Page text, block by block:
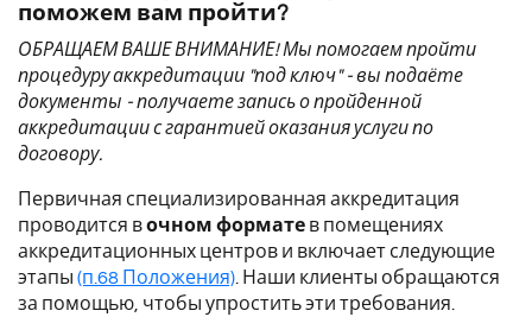
поможем вам пройти?
ОБРАЩАЕМ ВАШЕ ВНИМАНИЕ! Мы помогаем пройти
процедуру аккредитации "под ключ" - вы подаёте
документы - получаете запись о пройденной
аккредитации с гарантией оказания услуги по
договору.
Первичная специализированная аккредитация
проводится вочном формате в помещениях
аккредитационных центров и включает следующие
этапы (п.68 Положения) . Наши клиенты обращаются
за помощью, чтобы упростить эти требования.